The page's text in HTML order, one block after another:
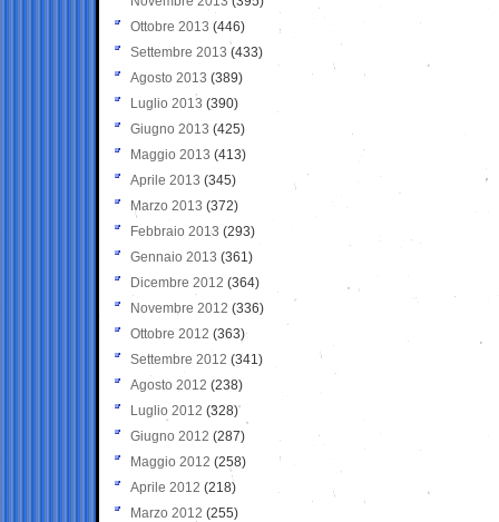
Ottobre 2013 (446)
Settembre 2013 (433)
Agosto 2013 (389)
Luglio 2013 (390)
Giugno 2013 (425)
Maggio 2013 (413)
Aprile 2013 (345)
Marzo 2013 (372)
Febbraio 2013 (293)
Gennaio 2013 (361)
Dicembre 2012 (364)
Novembre 2012 (336)
Ottobre 2012 (363)
Settembre 2012 (341)
Agosto 2012 (238)
Luglio 2012 (328)
Giugno 2012 (287)
Maggio 2012 (258)
Aprile 2012 (218)
Marzo 2012 (255)